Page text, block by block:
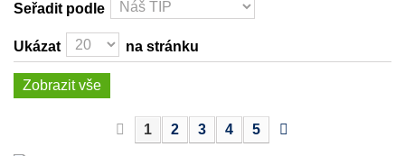
Seřadit podle
Ukázat na stránku
Zobrazit vše
1 2 3 4 5